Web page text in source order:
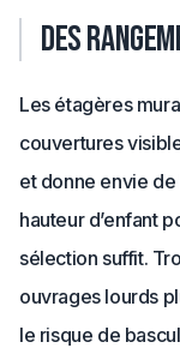
Des
Les étagères
couvertures
et donne envie
hauteur d’enfant
sélection suffit.
ouvrages lourds
le risque de